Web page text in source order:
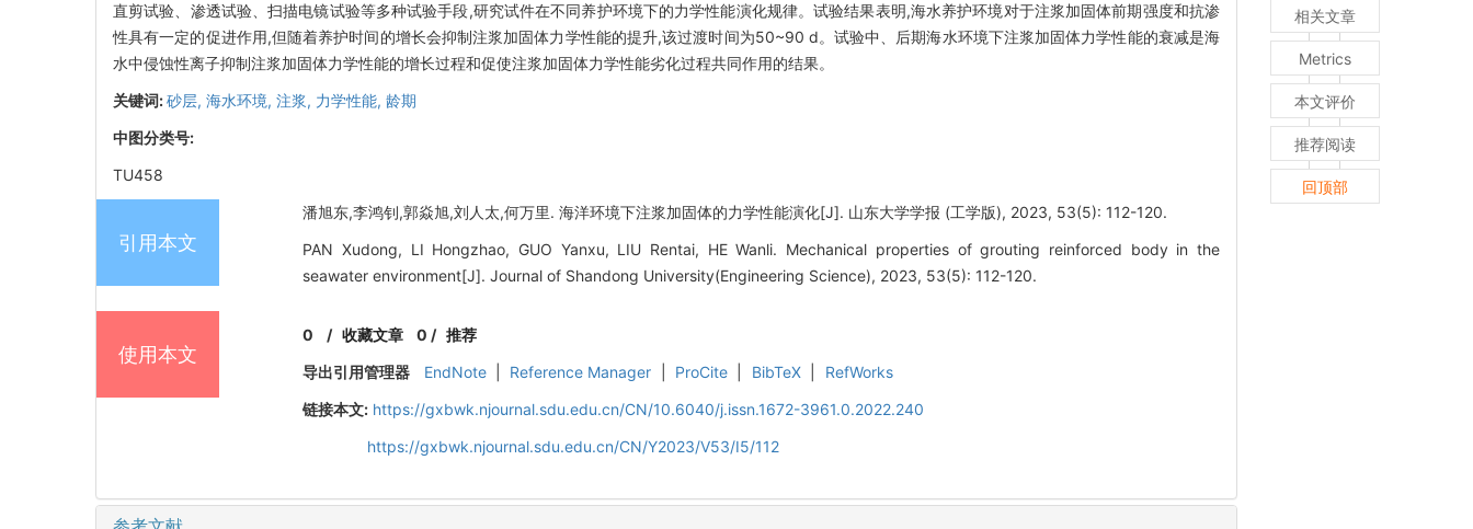
直剪试验、渗透试验、扫描电镜试验等多种试验手段,研究试件在不同养护环境下的力学性能演化规律。试验结果表明,海水养护环境对于注浆加固体前期强度和抗渗
性具有一定的促进作用,但随着养护时间的增长会抑制注浆加固体力学性能的提升,该过渡时间为50~90 d。试验中、后期海水环境下注浆加固体力学性能的衰减是海
水中侵蚀性离子抑制注浆加固体力学性能的增长过程和促使注浆加固体力学性能劣化过程共同作用的结果。
关键词:砂层, 海水环境, 注浆, 力学性能, 龄期
中图分类号:
TU458
引用本文
潘旭东,李鸿钊,郭焱旭,刘人太,何万里. 海洋环境下注浆加固体的力学性能演化[J]. 山东大学学报 (工学版), 2023, 53(5): 112-120.
PAN Xudong, LI Hongzhao, GUO Yanxu, LIU Rentai, HE Wanli. Mechanical properties of grouting reinforced body in the
seawater environment[J]. Journal of Shandong University(Engineering Science), 2023, 53(5): 112-120.
使用本文
0 /收藏文章 0 / 推荐
导出引用管理器
EndNote Reference Manager ProCite BibTeX
RefWorks
链接本文: https://gxbwk.njournal.sdu.edu.cn/CN/10.6040/j.issn.1672-3961.0.2022.240
https://gxbwk.njournal.sdu.edu.cn/CN/Y2023/V53/I5/112
相关文章
Metrics
本文评价
推荐阅读
回顶部